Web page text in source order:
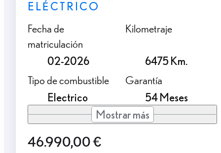
ELÉCTRICO
Fecha de
matriculación
02-2026
Kilometraje
6475 Km.
Tipo de combustible
Electrico
Garantía
54 Meses
Mostrar más
46.990,00 €